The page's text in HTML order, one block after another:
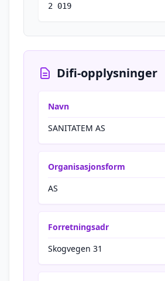
2 019
Difi-opplysninger
Navn
SANITATEM AS
Organisasjonsform
AS
Forretningsadr
Skogvegen 31